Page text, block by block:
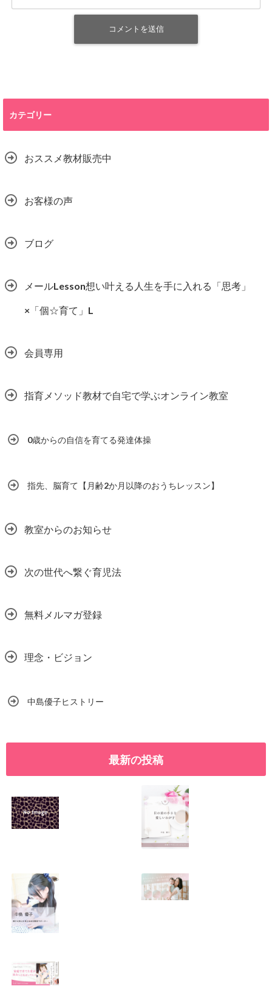
カテゴリー
おススメ教材販売中
お客様の声
ブログ
メールLesson想い叶える人生を手に入れる「思考」
×「個☆育て」L
会員専用
指育メソッド教材で自宅で学ぶオンライン教室
0歳からの自信を育てる発達体操
指先、脳育て【月齢2か月以降のおうちレッスン】
教室からのお知らせ
次の世代へ繋ぐ育児法
無料メルマガ登録
理念・ビジョン
中島優子ヒストリー
最新の投稿
2026.01.11 2026.01.08
りますように
2026.01.06